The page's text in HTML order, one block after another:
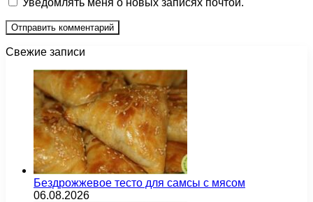
Свежие записи
Бездрожжевое тесто для самсы с мясом
06.08.2026